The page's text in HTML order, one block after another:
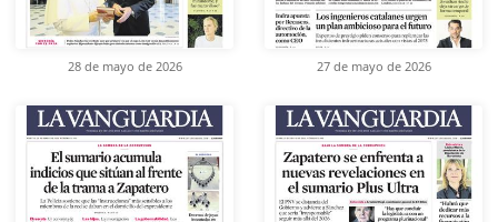
28 de mayo de 2026 27 de mayo de 2026